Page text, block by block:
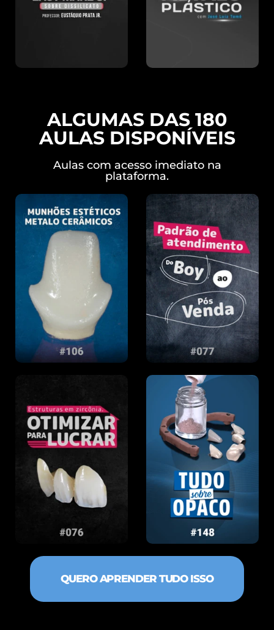
ALGUMAS DAS 180
AULAS DISPONÍVEIS
Aulas com acesso imediato na
plataforma.
QUERO APRENDER TUDO ISSO